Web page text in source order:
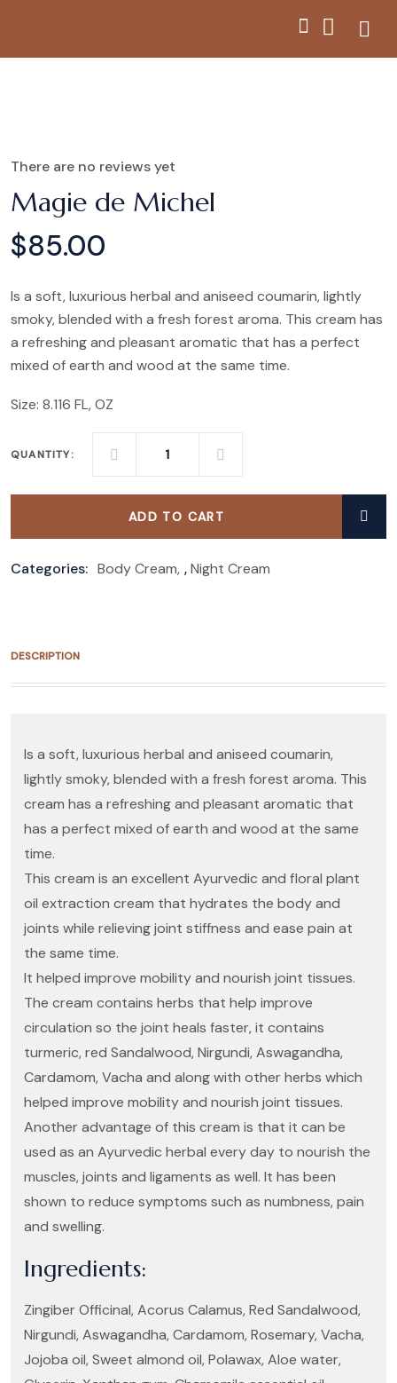
There are no reviews yet
Magie de Michel
$85.00
Is a soft, luxurious herbal and aniseed coumarin, lightly
smoky, blended with a fresh forest aroma. This cream has
a refreshing and pleasant aromatic that has a perfect
mixed of earth and wood at the same time.
Size: 8.116 FL, OZ
QUANTITY:
ADD TO CART
Categories: Body Cream ,Night Cream
DESCRIPTION
Is a soft, luxurious herbal and aniseed coumarin,
lightly smoky, blended with a fresh forest aroma. This
cream has a refreshing and pleasant aromatic that
has a perfect mixed of earth and wood at the same
time.
This cream is an excellent Ayurvedic and floral plant
oil extraction cream that hydrates the body and
joints while relieving joint stiffness and ease pain at
the same time.
It helped improve mobility and nourish joint tissues.
The cream contains herbs that help improve
circulation so the joint heals faster, it contains
turmeric, red Sandalwood, Nirgundi, Aswagandha,
Cardamom, Vacha and along with other herbs which
helped improve mobility and nourish joint tissues.
Another advantage of this cream is that it can be
used as an Ayurvedic herbal every day to nourish the
muscles, joints and ligaments as well. It has been
shown to reduce symptoms such as numbness, pain
and swelling.
Ingredients:
Zingiber Officinal, Acorus Calamus, Red Sandalwood,
Nirgundi, Aswagandha, Cardamom, Rosemary, Vacha,
Jojoba oil, Sweet almond oil, Polawax, Aloe water,